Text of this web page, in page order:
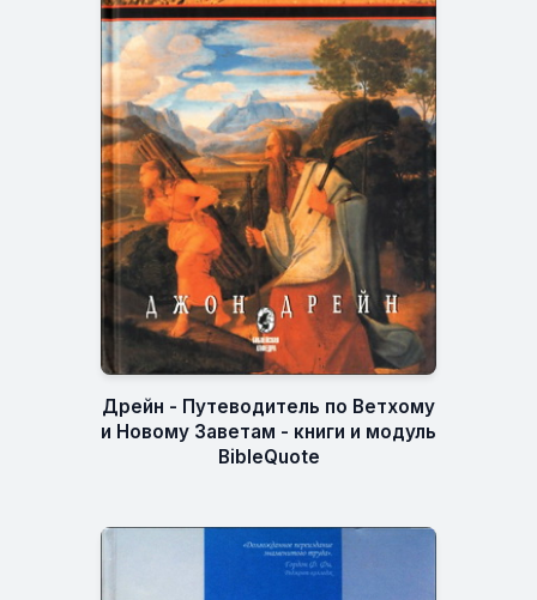
Дрейн - Путеводитель по Ветхому
и Новому Заветам - книги и модуль
BibleQuote